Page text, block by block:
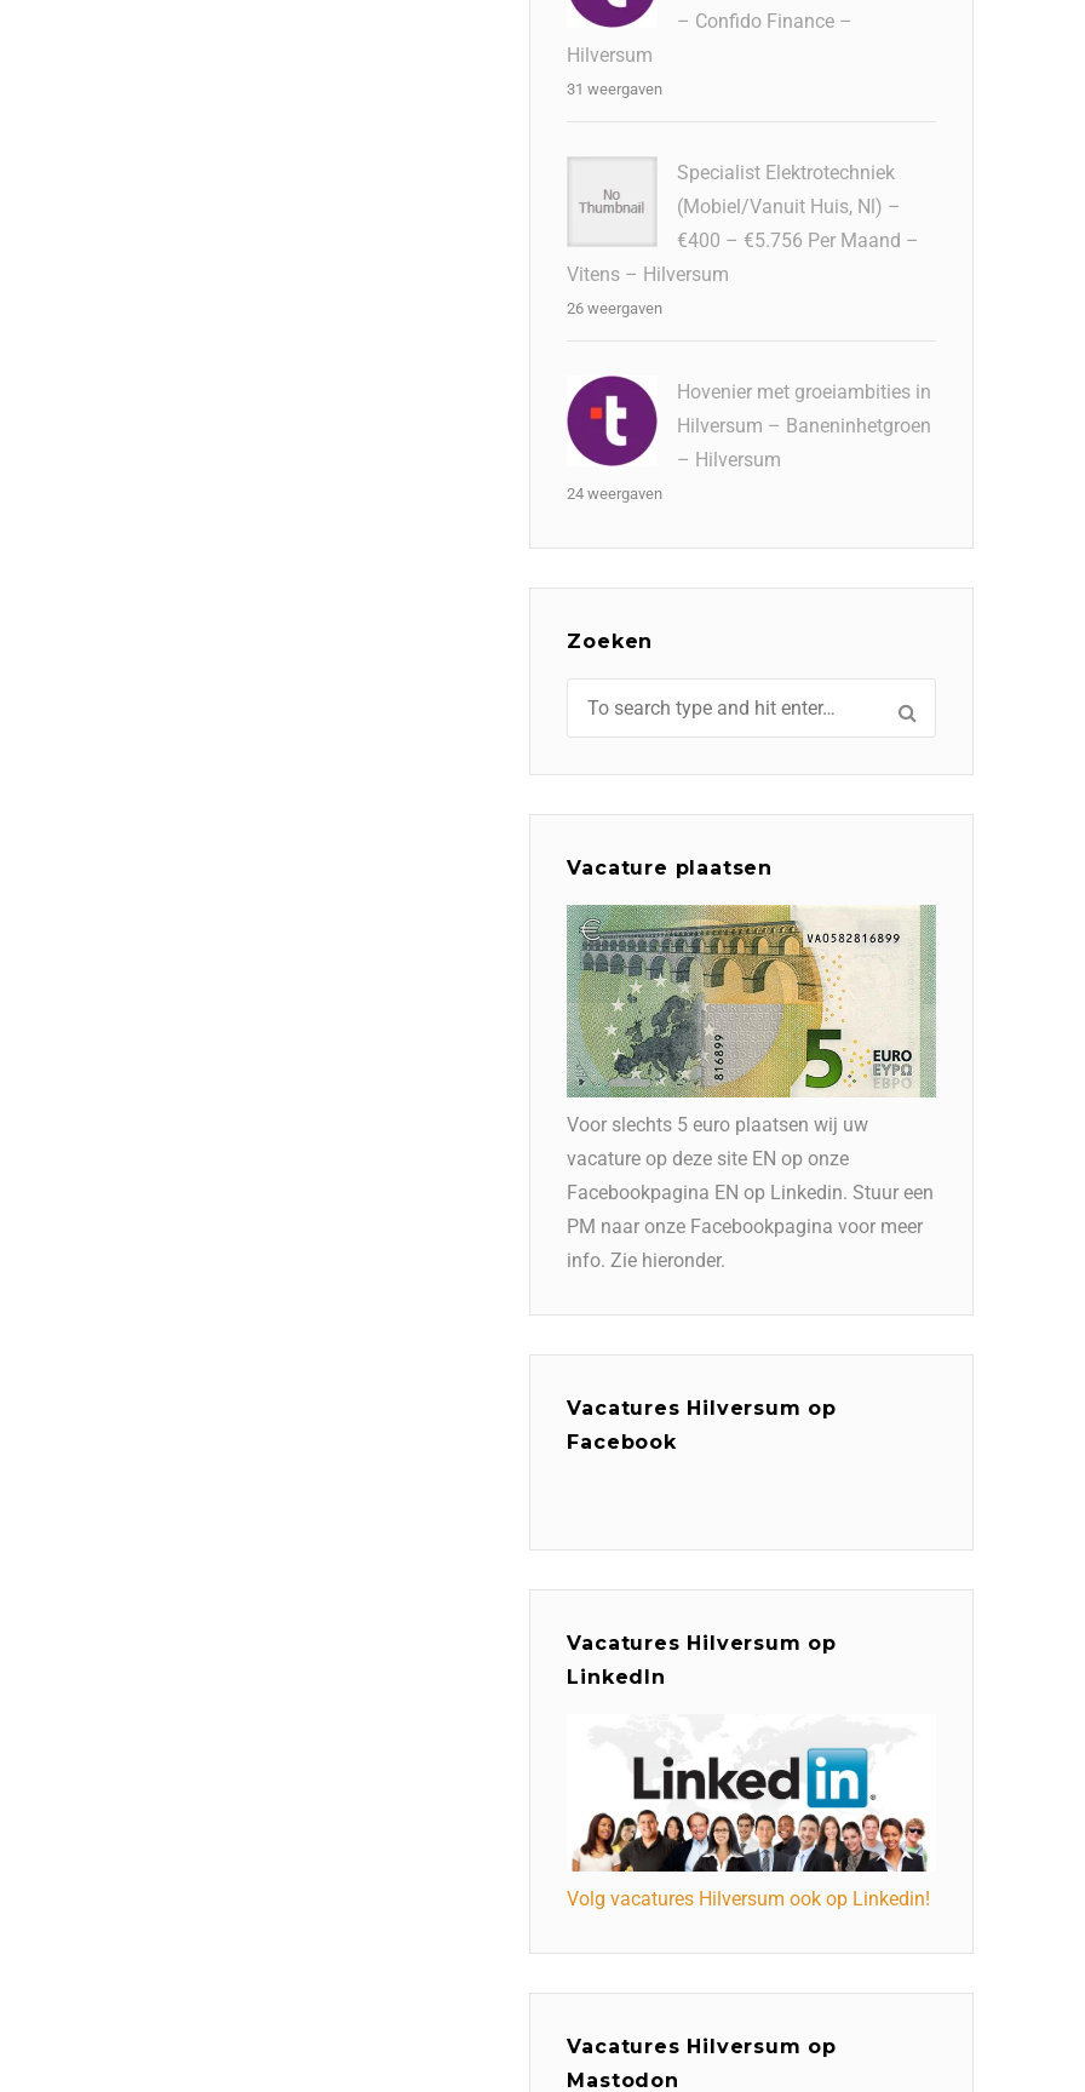
– Confido Finance –
Hilversum
31 weergaven
Specialist Elektrotechniek
(Mobiel/Vanuit Huis, Nl) –
€400 – €5.756 Per Maand –
Vitens – Hilversum
26 weergaven
Hovenier met groeiambities in
Hilversum – Baneninhetgroen
– Hilversum
24 weergaven
Zoeken
Vacature plaatsen
Voor slechts 5 euro plaatsen wij uw
vacature op deze site EN op onze
Facebookpagina EN op Linkedin. Stuur een
PM naar onze Facebookpagina voor meer
info. Zie hieronder.
Vacatures Hilversum op
Facebook
Vacatures Hilversum op
LinkedIn
Volg vacatures Hilversum ook op Linkedin!
Vacatures Hilversum op
Mastodon